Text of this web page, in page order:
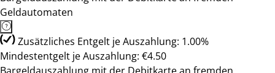
Geldautomaten
Zusätzliches Entgelt je Auszahlung: 1.00%
Mindestentgelt je Auszahlung: €4.50